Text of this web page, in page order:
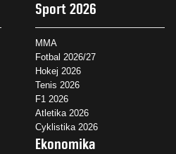
Sport 2026
MMA
Fotbal 2026/27
Hokej 2026
Tenis 2026
F1 2026
Atletika 2026
Cyklistika 2026
Ekonomika